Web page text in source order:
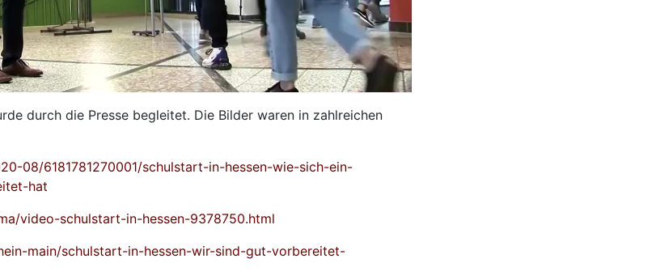
durch die Presse begleitet. Die Bilder waren in zahlreichen
08/6181781270001/schulstart-in-hessen-wie-sich-ein-
hat
video-schulstart-in-hessen-9378750.html
main/schulstart-in-hessen-wir-sind-gut-vorbereitet-